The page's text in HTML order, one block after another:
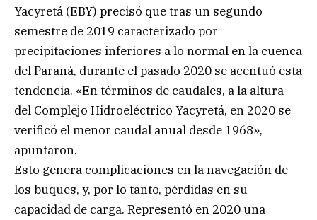
Yacyretá (EBY) precisó que tras un segundo
semestre de 2019 caracterizado por
precipitaciones inferiores a lo normal en la cuenca
del Paraná, durante el pasado 2020 se acentuó esta
tendencia. «En términos de caudales, a la altura
del Complejo Hidroeléctrico Yacyretá, en 2020 se
verificó el menor caudal anual desde 1968»,
apuntaron.
Esto genera complicaciones en la navegación de
los buques, y, por lo tanto, pérdidas en su
capacidad de carga. Representó en 2020 una